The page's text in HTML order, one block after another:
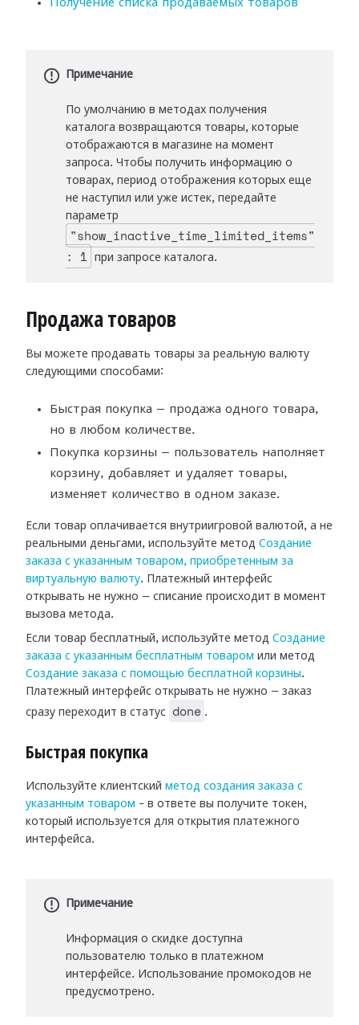
Получение списка продаваемых товаров
Примечание
По умолчанию в методах получения
каталога возвращаются товары, которые
отображаются в магазине на момент
запроса. Чтобы получить информацию о
товарах, период отображения которых еще
не наступил или уже истек, передайте
параметр
"show_inactive_time_limited_items"
: 1
при запросе каталога.
Продажа товаров
Вы можете продавать товары за реальную валюту
следующими способами:
Быстрая покупка — продажа одного товара,
но в любом количестве.
Покупка корзины — пользователь наполняет
корзину, добавляет и удаляет товары,
изменяет количество в одном заказе.
Если товар оплачивается внутриигровой валютой, а не
реальными деньгами, используйте метод Создание
заказа с указанным товаром, приобретенным за
виртуальную валюту. Платежный интерфейс
открывать не нужно — списание происходит в момент
вызова метода.
Если товар бесплатный, используйте метод Создание
заказа с указанным бесплатным товаром или метод
Создание заказа с помощью бесплатной корзины.
Платежный интерфейс открывать не нужно — заказ
сразу переходит в статус
done .
Быстрая покупка
Используйте клиентский метод создания заказа с
указанным товаром – в ответе вы получите токен,
который используется для открытия платежного
интерфейса.
Примечание
Информация о скидке доступна
пользователю только в платежном
интерфейсе. Использование промокодов не
предусмотрено.